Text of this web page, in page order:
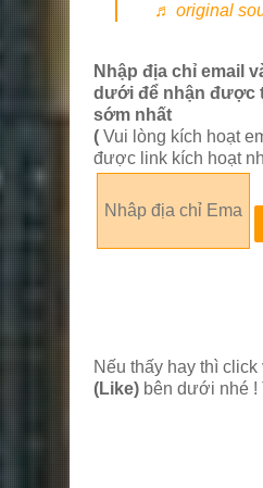
♬ original
Nhập địa chỉ email
dưới để nhận được
sớm nhất
( Vui lòng kích hoạt
được link kích hoạt
Nếu thấy hay thì click
(Like) bên dưới nhé !